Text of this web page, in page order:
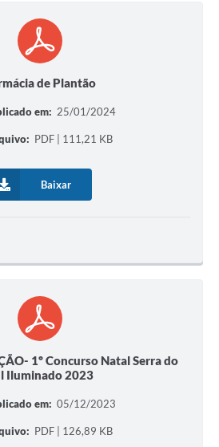
de Plantão
em: 25/01/2024
PDF | 111,21 KB
Baixar
1º Concurso Natal Serra do
Iluminado 2023
em: 05/12/2023
PDF | 126,89 KB